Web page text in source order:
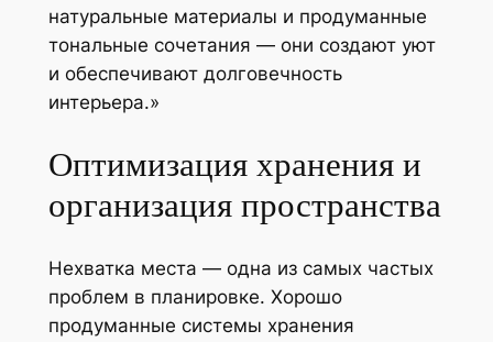
натуральные материалы и продуманные
тональные сочетания — они создают уют
и обеспечивают долговечность
интерьера.»
Оптимизация хранения и
организация пространства
Нехватка места — одна из самых частых
проблем в планировке. Хорошо
продуманные системы хранения